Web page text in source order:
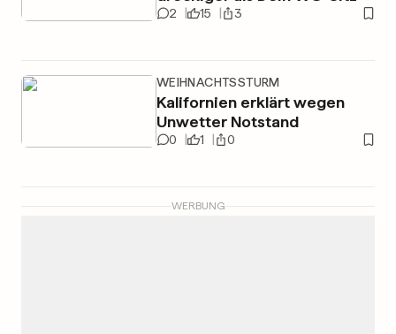
2 15 3
WEIHNACHTSSTURM
Kalifornien erklärt wegen
Unwetter Notstand
0 1 0
WERBUNG